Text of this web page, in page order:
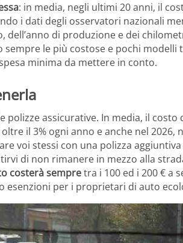
: in media, negli ultimi 20 anni, il
i dati degli osservatori nazionali
dell’anno di produzione e dei
le più costose e pochi modelli
minima da mettere in conto.
polizze assicurative. In media, il costo
il 3% ogni anno e anche nel
voi stessi con una polizza
di non rimanere in mezzo alla
costerà sempretra i 100 ed i 200 € a
esenzioni per i proprietari di auto